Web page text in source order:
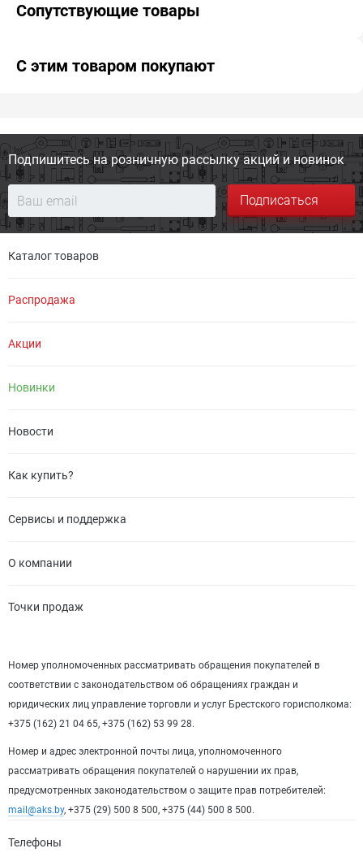
Сопутствующие товары
С этим товаром покупают
Подпишитесь на розничную рассылку акций и новинок
Подписаться
Каталог товаров
Распродажа
Акции
Новинки
Новости
Как купить?
Сервисы и поддержка
О компании
Точки продаж
Номер уполномоченных рассматривать обращения покупателей в
соответствии с законодательством об обращениях граждан и
юридических лиц управление торговли и услуг Брестского горисполкома:
+375 (162) 21 04 65, +375 (162) 53 99 28.
Номер и адрес электронной почты лица, уполномоченного
рассматривать обращения покупателей о нарушении их прав,
предусмотренных законодательством о защите прав потребителей:
mail@aks.by, +375 (29) 500 8 500, +375 (44) 500 8 500.
Телефоны